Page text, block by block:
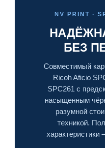
NV PRINT ·
БЕЗ
Совместимый
Ricoh Aficio
SPC261 с
насыщенным
разумной
техникой.
характеристики